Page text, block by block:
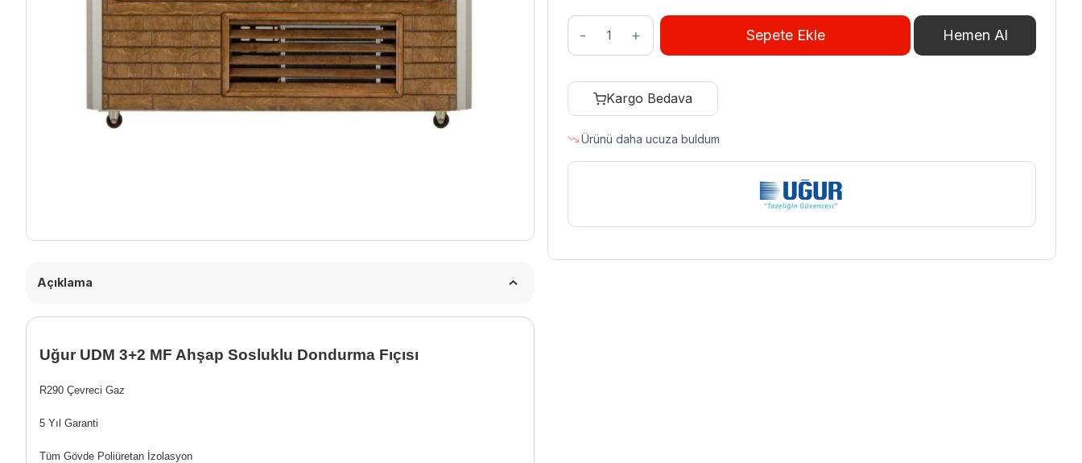
Açıklama
Uğur UDM 3+2 MF Ahşap Sosluklu Dondurma Fıçısı
R290 Çevreci Gaz
5 Yıl Garanti
Tüm Gövde Poliüretan İzolasyon
Uğur
UDM
MF
Ahşap
Dondurma
Fıçısı
Sepete Ekle Hemen Al
Kargo Bedava
Ürünü daha ucuza buldum